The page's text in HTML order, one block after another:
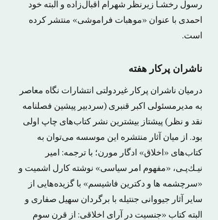
ﺭﺳﻮﻝ ﺭﺧﺸـﺎ زیرنظر شهرام اقبال‌زاده و البته خود
احمدی با عنوان «موﻫﺒﺎﺕ ﻓﺮﺍﻣﻮشی» منتشر کرده
است.
ناشران پرکار هفته
درمیان ناشران پرکار غیردولتی انتشارات نگاه معاصر
به مدیرمسئولی اکبر قنبری (سردبیر پیشین فصلنامه
نقد و نظر) پیشتاز بیشترین نشر کتاب‌های چاپ اولی
بود. از میان آثار منتشره این موسسه می‌توان به
کتاب‌های «ﺍﺧﻼﻕ» ﺍﺩﮔﺎﺭ ﻣﻮﺭﻥ؛ با ترجمه: ﺍﻣﻴﺮ
ﻧﻴـﻚ‌ﭘـی، «ﻣﻔﻬﻮﻡ ﺍﻣﺮ ﺳﻴﺎسی» نوشته ﻛﺎﺭﻝ ﺍﺷﻤﻴﺖ و
«ﺳﺮﭼﺸﻤﻪ ﻫﺎ ﻭ ﺩﻛﺘﺮﻳﻦ ﻓﺎﺷﻴﺴﻢ» ﺑﺎ ﮔﺰﻳﺪﻩﻫﺎیی ﺍﺯ
ﺳﺎﻳﺮ ﺁﺛﺎﺭ جیووانی ﺟﻨﺘﻴﻠﻪ با برگردان ﺳﻬﻴﻞ ﺻﻔﺎﺭی و
البته کتاب «ﺟﻨﺴﻴﺖ ﺩﺭ ﺁﺭﺍی ﺍﺧﻼقی: ﺍﺯ ﻗﺮﻥ ﺳﻮﻡ